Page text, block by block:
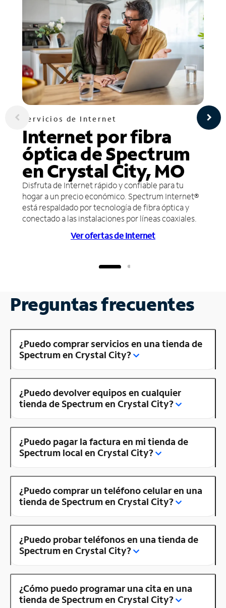
Servicios de Internet
Internet por fibra
óptica de Spectrum
en Crystal City, MO
Disfruta de Internet rápido y confiable para tu
hogar a un precio económico. Spectrum Internet®
está respaldado por tecnología de fibra óptica y
conectado a las instalaciones por líneas coaxiales.
Ver ofertas de Internet
Preguntas frecuentes
¿Puedo comprar servicios en una tienda de
Spectrum en Crystal City?
¿Puedo devolver equipos en cualquier
tienda de Spectrum en Crystal City?
¿Puedo pagar la factura en mi tienda de
Spectrum local en Crystal City?
¿Puedo comprar un teléfono celular en una
tienda de Spectrum en Crystal City?
¿Puedo probar teléfonos en una tienda de
Spectrum en Crystal City?
¿Cómo puedo programar una cita en una
tienda de Spectrum en Crystal City?